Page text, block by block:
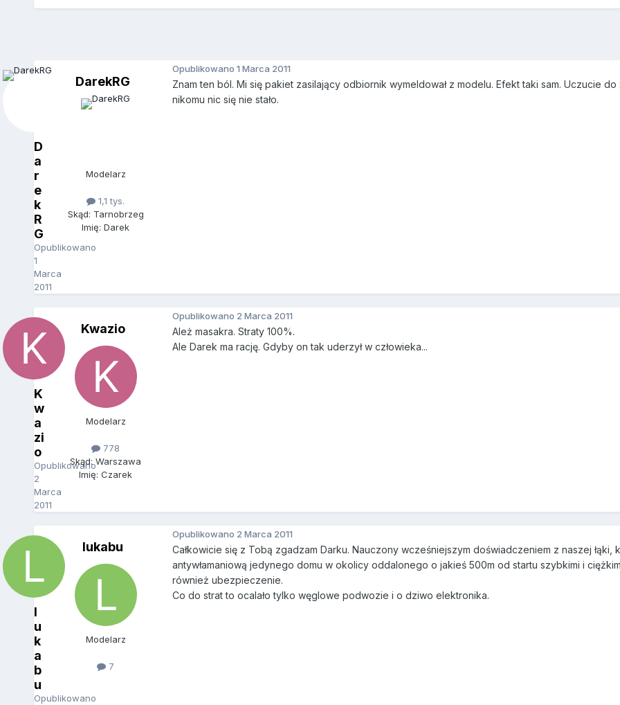
D
a
r
e
k
R
G
Opublikowano
1
Marca
2011
DarekRG
Modelarz
1,1 tys.
Skąd: Tarnobrzeg
Imię: Darek
Opublikowano 1 Marca 2011
Znam ten ból. Mi się pakiet zasilający odbiornik wymeldował z modelu. Efekt taki sam. Uczucie do
nikomu nic się nie stało.
K
w
a
zi
o
Opublikowano
2
Marca
2011
Kwazio
Modelarz
778
Skąd: Warszawa
Imię: Czarek
Opublikowano 2 Marca 2011
Ależ masakra. Straty 100%.
Ale Darek ma rację. Gdyby on tak uderzył w człowieka...
l
u
k
a
b
u
Opublikowano
lukabu
Modelarz
7
Opublikowano 2 Marca 2011
Całkowicie się z Tobą zgadzam Darku. Nauczony wcześniejszym doświadczeniem z naszej
antywłamaniową jedynego domu w okolicy oddalonego o jakieś 500m od startu szybkimi i
również ubezpieczenie.
Co do strat to ocalało tylko węglowe podwozie i o dziwo elektronika.